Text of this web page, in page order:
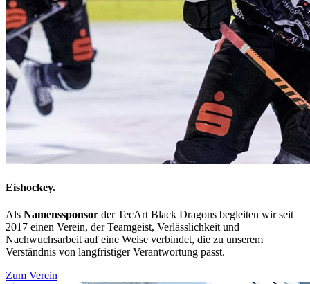
Eishockey.
Als Namenssponsor der TecArt Black Dragons begleiten wir seit
2017 einen Verein, der Teamgeist, Verlässlichkeit und
Nachwuchsarbeit auf eine Weise verbindet, die zu unserem
Verständnis von langfristiger Verantwortung passt.
Zum Verein